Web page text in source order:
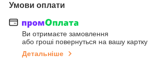
Умови оплати
Ви отримаєте замовлення
або гроші повернуться на вашу картку
Детальніше